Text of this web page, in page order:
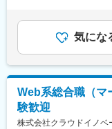
気にな
Web系総合職（マ
験歓迎
株式会社クラウドイノベ